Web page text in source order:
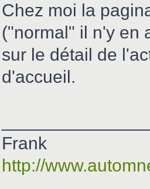
Chez moi la
("normal" il n'y en
sur le détail de
d'accueil.
Frank
http://